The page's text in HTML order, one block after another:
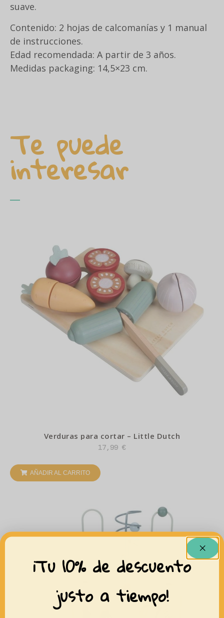
suave.
Contenido: 2 hojas de calcomanías y 1 manual
de instrucciones.
Edad recomendada: A partir de 3 años.
Medidas packaging: 14,5×23 cm.
Te puede
interesar
Verduras para cortar – Little Dutch
17,99 €
AÑADIR AL CARRITO
¡Tu 10% de descuento
justo a tiempo!